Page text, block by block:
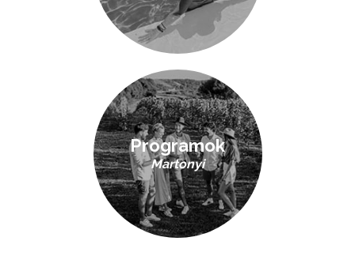
Programok
Martonyi